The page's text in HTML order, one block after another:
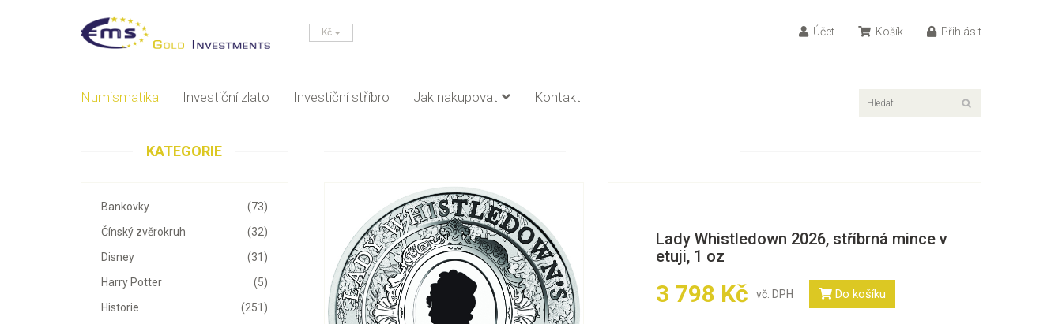
Kč Účet Košík Přihlásit
Numismatika Investiční zlato Investiční stříbro Jak nakupovat Kontakt
KATEGORIE
(73)
Bankovky
(32)
Čínský zvěrokruh
(31)
Disney
(5)
Harry Potter
(251)
Historie
Lady Whistledown 2026, stříbrná mince v
etuji, 1 oz
3 798 Kč vč. DPH Do košíku